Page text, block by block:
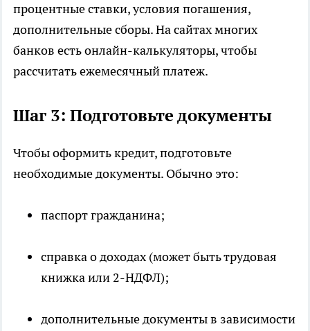
процентные ставки, условия погашения,
дополнительные сборы. На сайтах многих
банков есть онлайн-калькуляторы, чтобы
рассчитать ежемесячный платеж.
Шаг 3: Подготовьте документы
Чтобы оформить кредит, подготовьте
необходимые документы. Обычно это:
паспорт гражданина;
справка о доходах (может быть трудовая
книжка или 2-НДФЛ);
дополнительные документы в зависимости